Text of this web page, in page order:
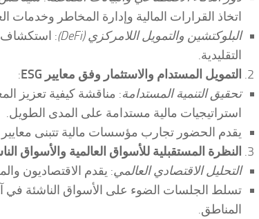
اتخاذ القرارات المالية وإدارة المخاطر وخدمات
البلوكتشين والتمويل اللامركزي (DeFi)
: استكشاف
التقليدية.
التمويل المستدام والاستثمار وفق معايير ESG
:
تحقيق التنمية المستدامة: مناقشة كيفية تعزيز
استراتيجيات مالية مستدامة على المدى الطويل.
يقدم الحضور تجارب مؤسسات مالية تتبنى معايير ESG لدفع النمو الشامل في القطاع المالي.
النظرة المستقبلية للأسواق العالمية والأسواق
التحليل الاقتصادي العالمي: يقدم الاقتصاديون
تسلط الجلسات الضوء على الأسواق الناشئة في
المناطق.